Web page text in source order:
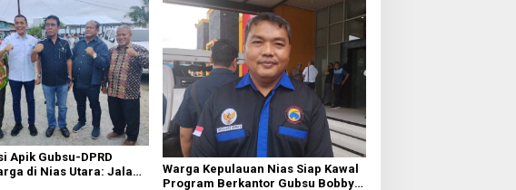
Apik Gubsu-DPRD
di Nias Utara: Jalan
Warga Kepulauan Nias Siap Kawal
Program Berkantor Gubsu Bobby